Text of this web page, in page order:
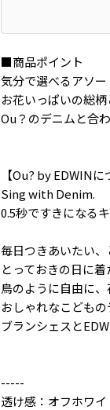
■商品ポイント
気分で選べるアソ
お花いっぱいの総
Ou？のデニムと合
【Ou? by EDWINに
Sing with Denim.
0.5秒ですきになる
毎日つきあいたい、
とっておきの日に
鳥のように自由に、
おしゃれなこどもの
ブランシェスと
-----
透け感：オフホワイ